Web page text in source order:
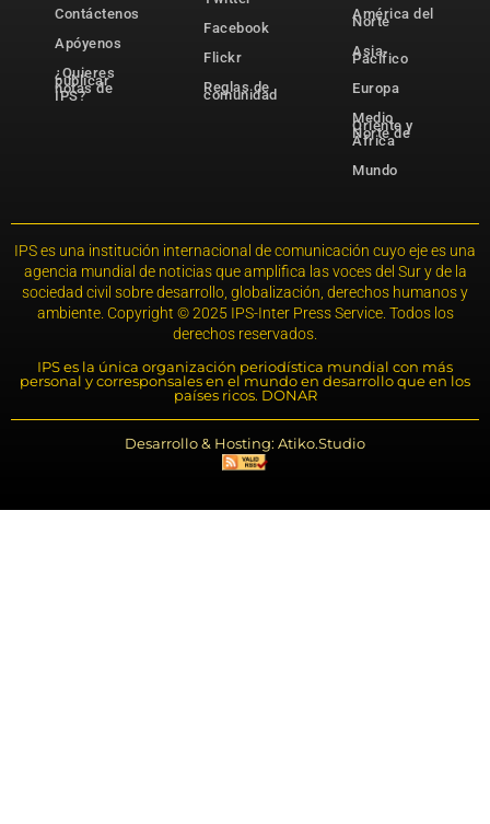
Contáctenos
Apóyenos
¿Quieres
publicar
notas de
IPS?
Facebook
Flickr
Reglas de
comunidad
América del
Norte
Asia-
Pacífico
Europa
Medio
Oriente y
Norte de
África
Mundo
IPS es una institución internacional de comunicación cuyo eje es una
agencia mundial de noticias que amplifica las voces del Sur y de la
sociedad civil sobre desarrollo, globalización, derechos humanos y
ambiente. Copyright © 2025 IPS-Inter Press Service. Todos los
derechos reservados.
IPS es la única organización periodística mundial con más
personal y corresponsales en el mundo en desarrollo que en los
países ricos. DONAR
Desarrollo & Hosting: Atiko.Studio